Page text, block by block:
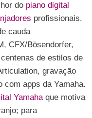
do piano digital
profissionais.
cauda
CFX/Bösendorfer,
de estilos de
gravação
com apps da Yamaha.
Yamahaque motiva
para